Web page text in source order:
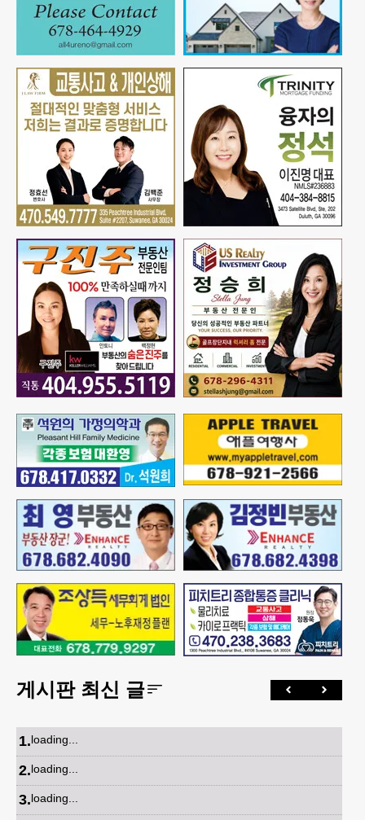
게시판 최신 글
1.loading...
2.loading...
3.loading...